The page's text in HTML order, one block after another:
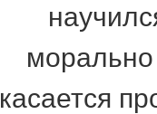
морально
касается